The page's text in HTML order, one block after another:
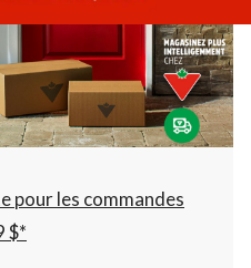
Ouverture
à
06:00
cliquer
pour
changer
pour les commandes
$*